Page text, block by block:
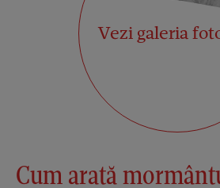
Vezi galeria
Cum arată